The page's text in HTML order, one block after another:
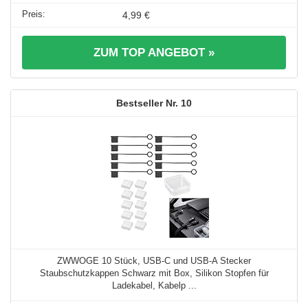
4,99 €
ZUM TOP ANGEBOT »
10
ZWWOGE 10 Stück, USB-C und USB-A Stecker
Staubschutzkappen Schwarz mit Box, Silikon Stopfen für
Ladekabel, Kabelp ...